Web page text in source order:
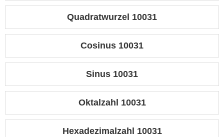
Quadratwurzel 10031
Cosinus 10031
Sinus 10031
Oktalzahl 10031
Hexadezimalzahl 10031